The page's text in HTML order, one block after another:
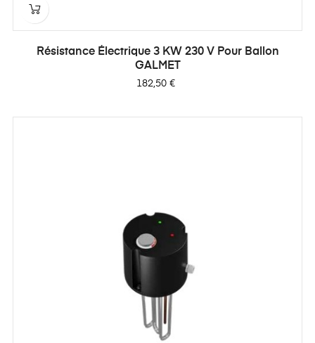
Résistance Électrique 3 KW 230 V Pour Ballon
GALMET
Prix
182,50 €